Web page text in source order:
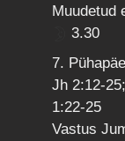
Muudetud
3.30
7.
Jh 2:12-
1:22-25
Vastus